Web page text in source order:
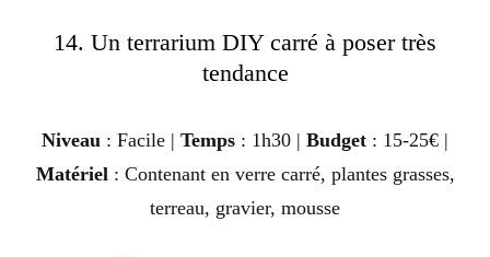
14. Un terrarium DIY carré à poser très
tendance
Niveau : Facile | Temps : 1h30 | Budget : 15-25€ |
Matériel: Contenant en verre carré, plantes grasses,
terreau, gravier, mousse